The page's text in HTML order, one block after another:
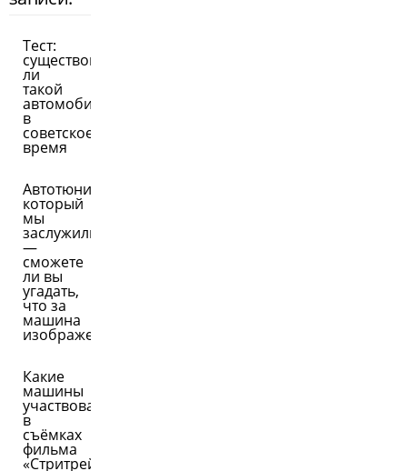
Тест:
существовал
ли
такой
автомобиль
в
советское
время
Автотюнинг,
который
мы
заслужили
—
сможете
ли вы
угадать,
что за
машина
изображена
Какие
машины
участвовали
в
съёмках
фильма
«Стритрейсеры»?